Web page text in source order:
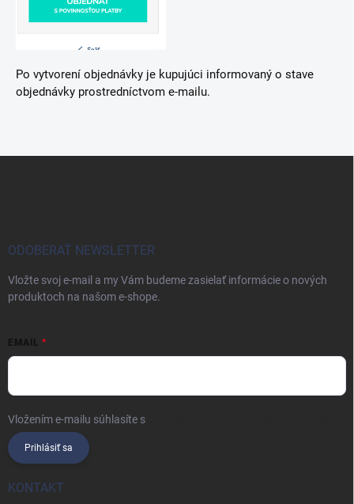
Po vytvorení objednávky je kupujúci informovaný o stave
objednávky prostredníctvom e-mailu.
ODOBERAŤ NEWSLETTER
Vložte svoj e-mail a my Vám budeme zasielať informácie o nových
produktoch na našom e-shope.
EMAIL
Vložením e-mailu súhlasíte s
Prihlásiť sa
KONTAKT